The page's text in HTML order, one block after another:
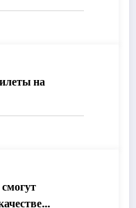
на